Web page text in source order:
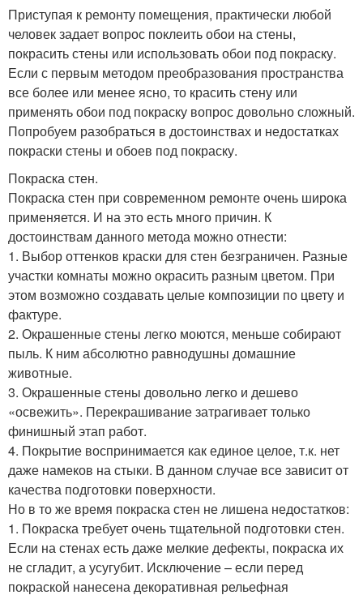
Приступая к ремонту помещения, практически любой
человек задает вопрос поклеить обои на стены,
покрасить стены или использовать обои под покраску.
Если с первым методом преобразования пространства
все более или менее ясно, то красить стену или
применять обои под покраску вопрос довольно сложный.
Попробуем разобраться в достоинствах и недостатках
покраски стены и обоев под покраску.
Покраска стен.
Покраска стен при современном ремонте очень широка
применяется. И на это есть много причин. К
достоинствам данного метода можно отнести:
1. Выбор оттенков краски для стен безграничен. Разные
участки комнаты можно окрасить разным цветом. При
этом возможно создавать целые композиции по цвету и
фактуре.
2. Окрашенные стены легко моются, меньше собирают
пыль. К ним абсолютно равнодушны домашние
животные.
3. Окрашенные стены довольно легко и дешево
«освежить». Перекрашивание затрагивает только
финишный этап работ.
4. Покрытие воспринимается как единое целое, т.к. нет
даже намеков на стыки. В данном случае все зависит от
качества подготовки поверхности.
Но в то же время покраска стен не лишена недостатков:
1. Покраска требует очень тщательной подготовки стен.
Если на стенах есть даже мелкие дефекты, покраска их
не сгладит, а усугубит. Исключение – если перед
покраской нанесена декоративная рельефная